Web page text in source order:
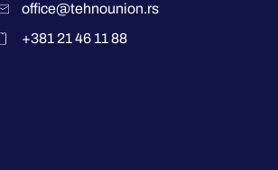
office@tehnounion.rs
+381 21 46 11 88